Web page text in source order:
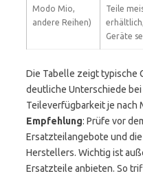
Modo Mio,
andere Reihen)
Teile
Geräte
Die Tabelle zeigt typische
deutliche Unterschiede
Teileverfügbarkeit je nach
Empfehlung: Prüfe vor
Ersatzteilangebote und
Herstellers. Wichtig ist
Ersatzteile anbieten. So